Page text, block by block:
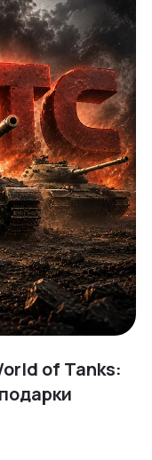
of Tanks: